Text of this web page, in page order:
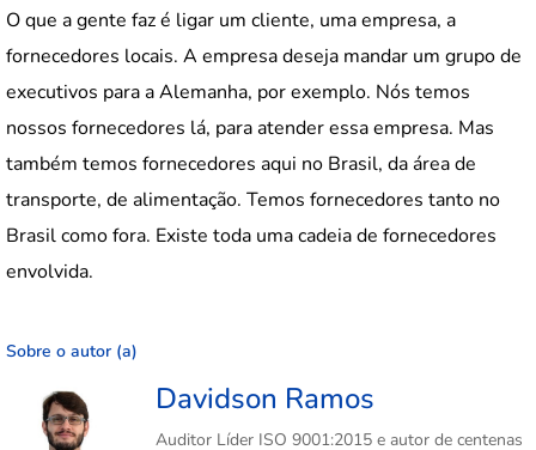
O que a gente faz é ligar um cliente, uma empresa, a
fornecedores locais. A empresa deseja mandar um grupo de
executivos para a Alemanha, por exemplo. Nós temos
nossos fornecedores lá, para atender essa empresa. Mas
também temos fornecedores aqui no Brasil, da área de
transporte, de alimentação. Temos fornecedores tanto no
Brasil como fora. Existe toda uma cadeia de fornecedores
envolvida.
Sobre o autor (a)
Davidson Ramos
Auditor Líder ISO 9001:2015 e autor de centenas